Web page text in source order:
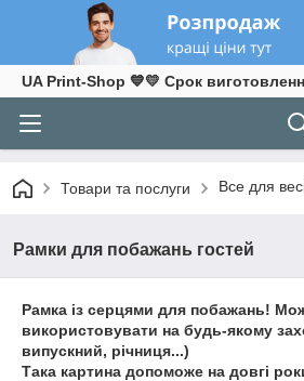
UA Print-Shop ​💙💛 Срок
Товари та послуги Все для
Рамки для побажань гостей
Рамка із серцями для побажань!
використовувати на будь-якому
випускний, річниця...)
Така картина допоможе на довгі